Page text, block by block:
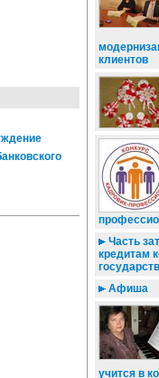
клиентов
Часть
кредитам
Афиша
учится в